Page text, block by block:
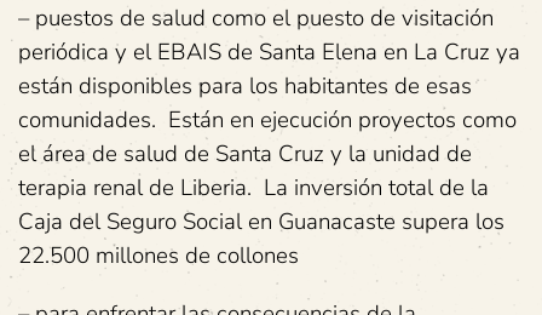
– puestos de salud como el puesto de visitación
periódica y el EBAIS de Santa Elena en La Cruz ya
están disponibles para los habitantes de esas
comunidades. Están en ejecución proyectos como
el área de salud de Santa Cruz y la unidad de
terapia renal de Liberia. La inversión total de la
Caja del Seguro Social en Guanacaste supera los
22.500 millones de collones